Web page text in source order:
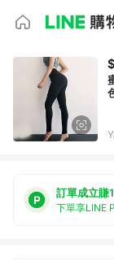
訂單成立賺
下單享LINE